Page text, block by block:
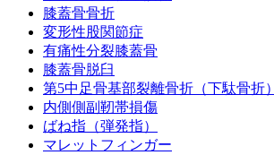
膝蓋骨骨折
変形性股関節症
有痛性分裂膝蓋骨
膝蓋骨脱臼
第5中足骨基部裂離骨折（下駄骨折）
内側側副靭帯損傷
ばね指（弾発指）
マレットフィンガー